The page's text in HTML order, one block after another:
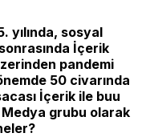
yılında, sosyal
İçerik
pandemi
50 civarında
İçerik ile buu
Medya grubu olarak